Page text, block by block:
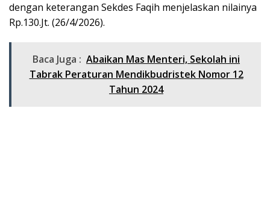
dengan keterangan Sekdes Faqih menjelaskan nilainya
Rp.130.Jt. (26/4/2026).
Baca Juga : Abaikan Mas Menteri, Sekolah ini
Tabrak Peraturan Mendikbudristek Nomor 12
Tahun 2024